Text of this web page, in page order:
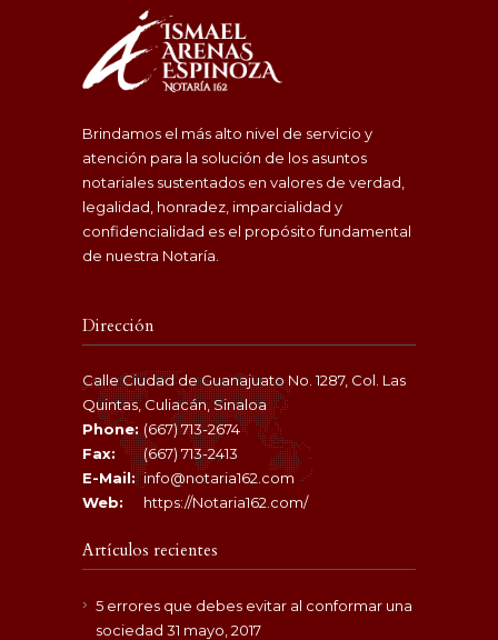
Brindamos el más alto nivel de servicio y
atención para la solución de los asuntos
notariales sustentados en valores de verdad,
legalidad, honradez, imparcialidad y
confidencialidad es el propósito fundamental
de nuestra Notaría.
Dirección
Calle Ciudad de Guanajuato No. 1287, Col. Las
Quintas, Culiacán, Sinaloa
Phone: (667) 713-2674
Fax:
(667) 713-2413
E-Mail: info@notaria162.com
Web:
https://Notaria162.com/
Artículos recientes
5 errores que debes evitar al conformar una
sociedad 31 mayo, 2017